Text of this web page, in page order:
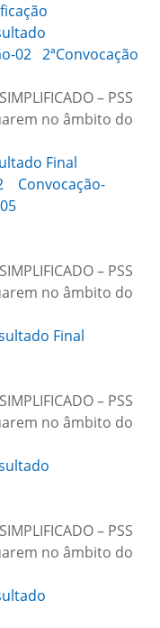
02 2ªConvocação
– PSS
no âmbito do
Final
Convocação-
– PSS
no âmbito do
Final
– PSS
no âmbito do
– PSS
no âmbito do